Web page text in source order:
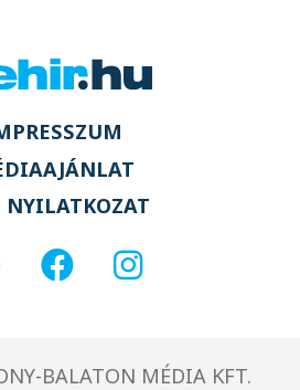
NYILATKOZAT
BALATON MÉDIA KFT.